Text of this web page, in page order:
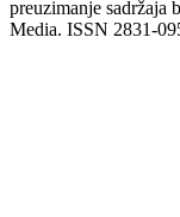
preuzimanje sadržaja
Media. ISSN 2831-